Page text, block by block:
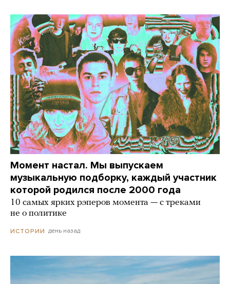
Момент настал. Мы выпускаем
музыкальную подборку, каждый участник
которой родился после 2000 года
10 самых ярких рэперов момента — с треками
не о политике
ИСТОРИИ день назад